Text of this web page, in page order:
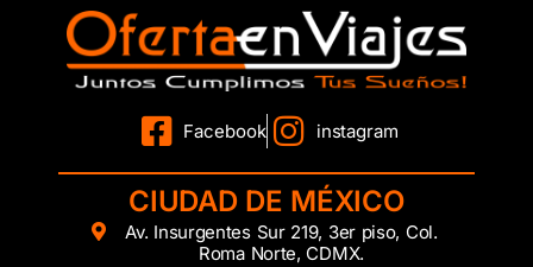
Facebook instagram
CIUDAD DE MÉXICO
Av. Insurgentes Sur 219, 3er piso, Col.
Roma Norte, CDMX.